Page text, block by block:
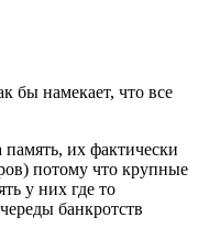
бы намекает, что все
их фактически
потому что крупные
у них где то
банкротств